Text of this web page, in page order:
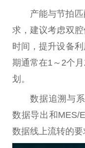
产能与节拍
求，建议考虑双
时间，提升设备
期通常在1～2个
划。
数据追溯与
数据导出和MES/
数据线上流转的要